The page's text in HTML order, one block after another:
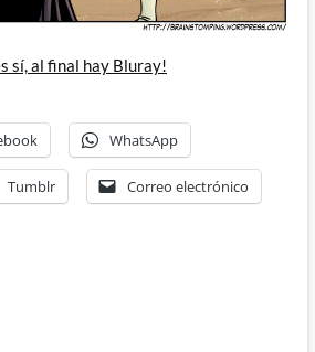
sí, al final hay Bluray!
WhatsApp
Tumblr Correo electrónico